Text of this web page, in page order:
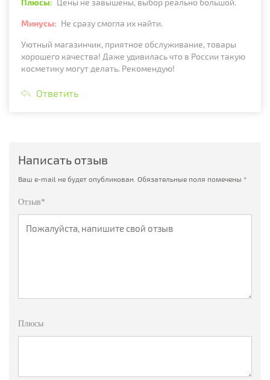
Плюсы: Цены не завышены, выбор реально большой.
Минусы: Не сразу смогла их найти.
Уютный магазинчик, приятное обслуживание, товары
хорошего качества! Даже удивилась что в России такую
косметику могут делать. Рекомендую!
Ответить
Написать отзыв
Ваш e-mail не будет опубликован. Обязательные поля помечены *
Отзыв*
Плюсы